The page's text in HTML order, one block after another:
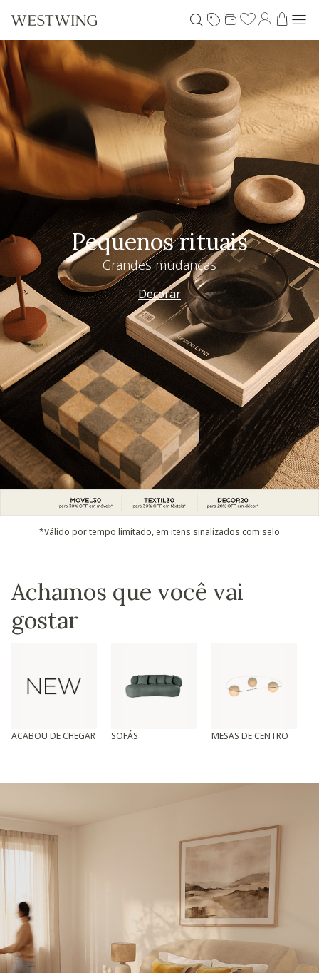
Pequenos rituais
Grandes mudanças
Decorar
*Válido por tempo limitado, em itens sinalizados com selo
Achamos que você vai
gostar
ACABOU DE CHEGAR SOFÁS MESAS DE CENTRO